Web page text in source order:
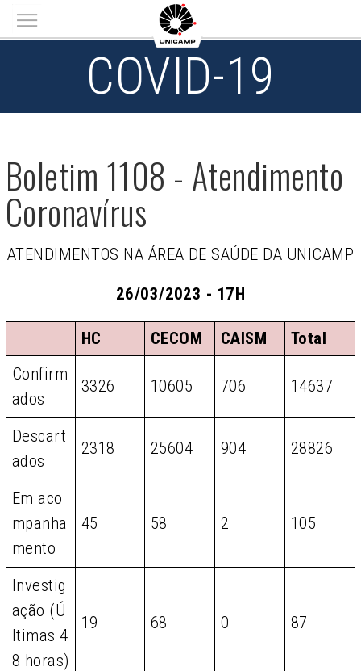
Main menu
COVID-19
Boletim 1108 - Atendimento
Coronavírus
ATENDIMENTOS NA ÁREA DE SAÚDE DA UNICAMP
26/03/2023 - 17H
HC CECOM CAISM
Total
Confirm
ados
3326 10605 706 14637
Descart
ados
2318 25604 904 28826
Em aco
mpanha
mento
45 58 2 105
Investig
ação (Ú
ltimas 4
8 horas)
19 68 0 87